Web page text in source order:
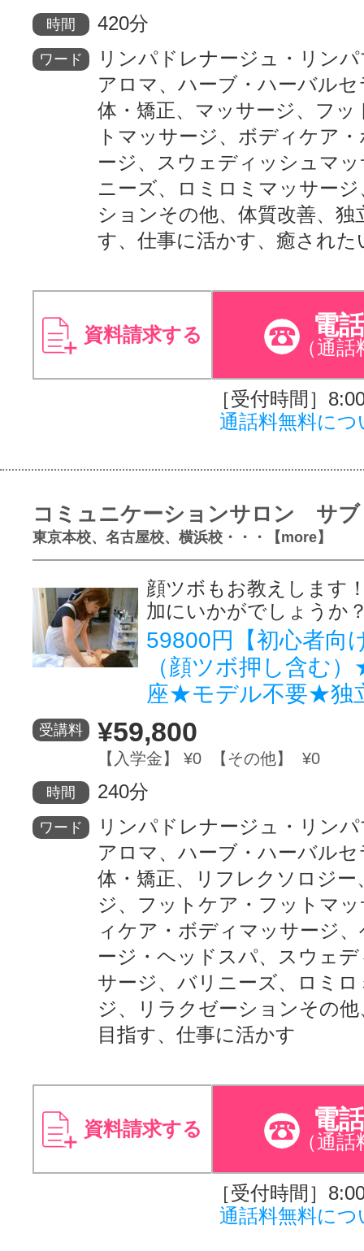
時間 420分
ワード
リンパドレナージュ・リン
アロマ、ハーブ・ハーバルセ
体・矯正、マッサージ、フッ
トマッサージ、ボディケア
ージ、スウェディッシュマ
ニーズ、ロミロミマッサー
ションその他、体質改善、独
す、仕事に活かす、癒された
資料請求する 電
（通話
［受付時間］
通話料無料につ
コミュニケーションサロン サブ
東京本校、名古屋校、横浜校・・・【more】
顔ツボもお教えします
加にいかがでしょうか
59800円【初心者向
（顔ツボ押し含む
座★モデル不要★独
受講料 ¥59,800
【入学金】 ¥0 【その他】 ¥0
時間 240分
ワード
リンパドレナージュ・リン
アロマ、ハーブ・ハーバルセ
体・矯正、リフレクソロジー
ジ、フットケア・フットマ
ィケア・ボディマッサージ
ージ・ヘッドスパ、スウェ
サージ、バリニーズ、ロミ
ジ、リラクゼーションその
目指す、仕事に活かす
資料請求する 電
（通話
［受付時間］
通話料無料につ